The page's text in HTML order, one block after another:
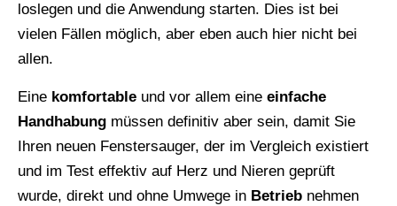
loslegen und die Anwendung starten. Dies ist bei
vielen Fällen möglich, aber eben auch hier nicht bei
allen.
Eine komfortable und vor allem eine einfache
Handhabung müssen definitiv aber sein, damit Sie
Ihren neuen Fenstersauger, der im Vergleich existiert
und im Test effektiv auf Herz und Nieren geprüft
wurde, direkt und ohne Umwege in Betrieb nehmen